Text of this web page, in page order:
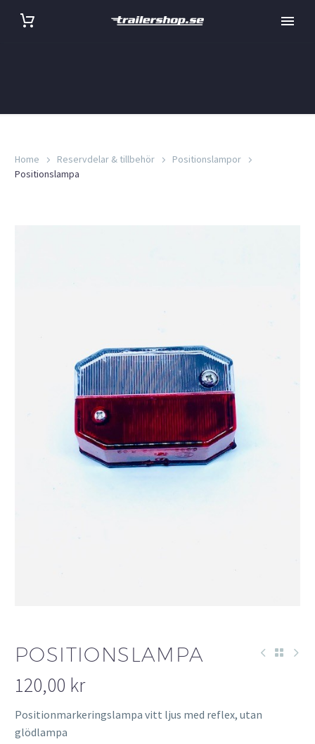
Home Reservdelar & tillbehör
Positionslampor
Positionslampa
POSITIONSLAMPA
120,00 kr
Positionmarkeringslampa vitt ljus med reflex, utan
glödlampa